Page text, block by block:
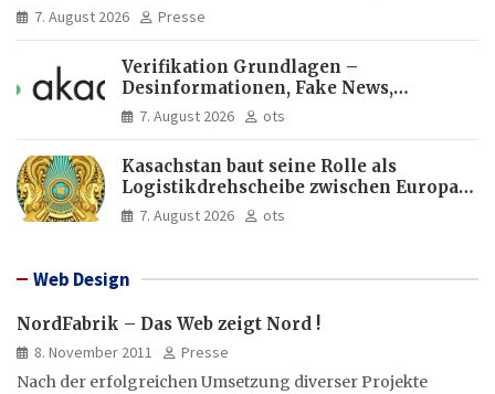
7. August 2026 Presse
Verifikation Grundlagen –
Desinformationen, Fake News,
manipulierte Inhalte | dpa-Akademie
7. August 2026 ots
Kasachstan baut seine Rolle als
Logistikdrehscheibe zwischen Europa
und Asien aus
7. August 2026 ots
Web Design
NordFabrik – Das Web zeigt Nord !
8. November 2011
Presse
Nach der erfolgreichen Umsetzung diverser Projekte